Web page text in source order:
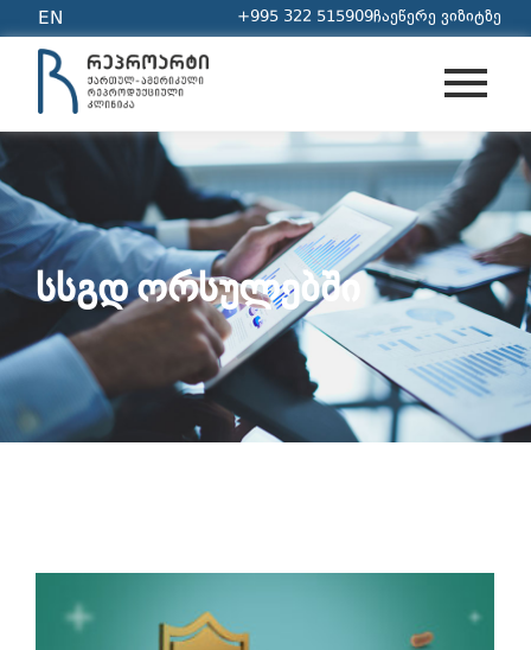
EN +995 322 515909ჩაეწერე ვიზიტზე
ᲡᲡᲒᲓ ᲝᲠᲡᲣᲚᲔᲑᲨᲘ